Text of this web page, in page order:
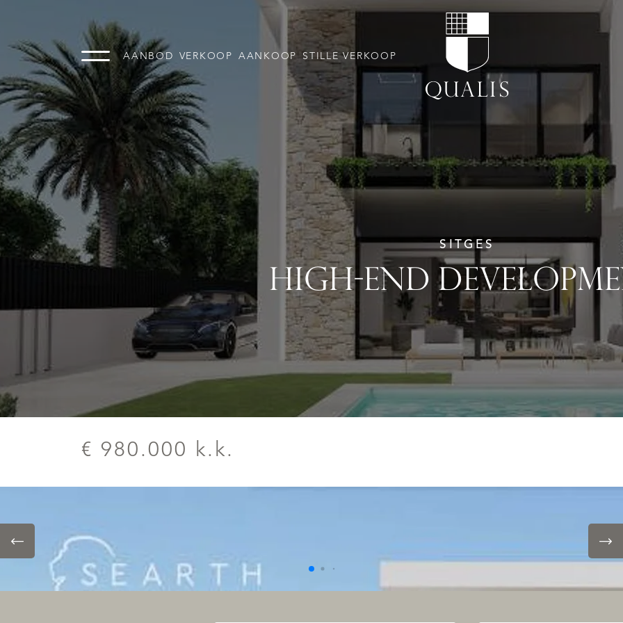
AANBOD VERKOOP AANKOOP STILLE VERKOOP
SITGES
HIGH-END
€ 980.000 k.k.